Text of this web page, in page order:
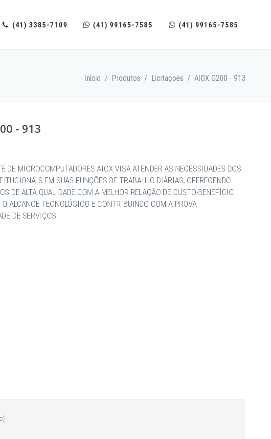
(41) 3385-7109 (41) 99165-7585 (41) 99165-7585
Início / Produtos / Licitaçoes / AIOX G200 - 913
- 913
DE MICROCOMPUTADORES AIOX VISA ATENDER AS NECESSIDADES DOS
EM SUAS FUNÇÕES DE TRABALHO DIÁRIAS, OFERECENDO
DE ALTA QUALIDADE COM A MELHOR RELAÇÃO DE CUSTO-BENEFÍCIO
ALCANCE TECNOLÓGICO E CONTRIBUINDO COM A PROVA
DE SERVIÇOS.